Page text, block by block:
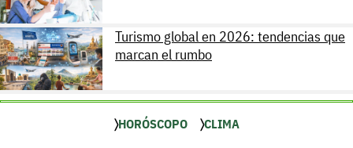
Turismo global en 2026: tendencias que
marcan el rumbo
HORÓSCOPO CLIMA